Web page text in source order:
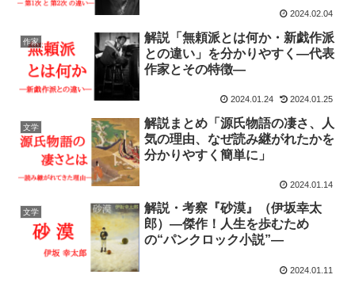
2024.02.04
作家
解説「無頼派とは何か・新戯作派
との違い」を分かりやすく―代表
作家とその特徴―
2024.01.24 2024.01.25
文学
解説まとめ「源氏物語の凄さ、人
気の理由、なぜ読み継がれたかを
分かりやすく簡単に」
2024.01.14
文学
解説・考察『砂漠』（伊坂幸太
郎）―傑作！人生を歩むため
の“パンクロック小説”―
2024.01.11